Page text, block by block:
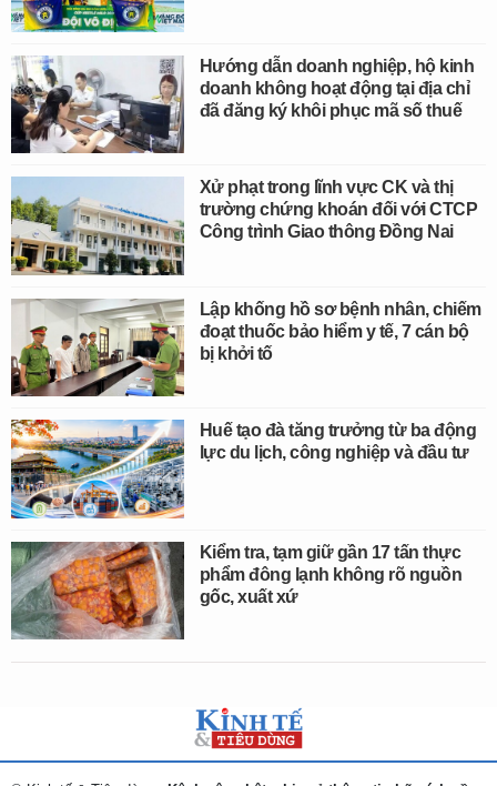
Hướng dẫn doanh nghiệp, hộ kinh
doanh không hoạt động tại địa chỉ
đã đăng ký khôi phục mã số thuế
Xử phạt trong lĩnh vực CK và thị
trường chứng khoán đối với CTCP
Công trình Giao thông Đồng Nai
Lập khống hồ sơ bệnh nhân, chiếm
đoạt thuốc bảo hiểm y tế, 7 cán bộ
bị khởi tố
Huế tạo đà tăng trưởng từ ba động
lực du lịch, công nghiệp và đầu tư
Kiểm tra, tạm giữ gần 17 tấn thực
phẩm đông lạnh không rõ nguồn
gốc, xuất xứ